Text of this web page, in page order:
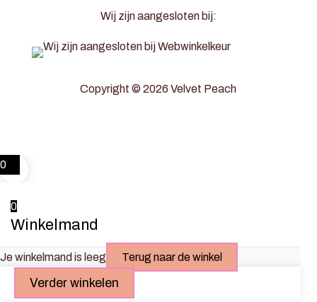
Wij zijn aangesloten bij:
Copyright © 2026 Velvet Peach
0
0
Winkelmand
Je winkelmand is leeg Terug naar de winkel
Verder winkelen